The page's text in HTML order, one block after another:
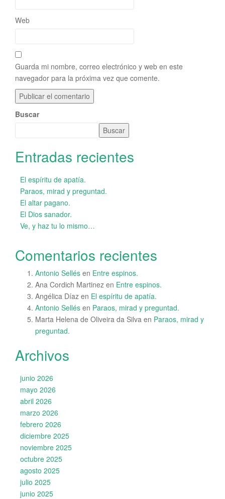
Web
Guarda mi nombre, correo electrónico y web en este
navegador para la próxima vez que comente.
Buscar
Buscar
Entradas recientes
El espíritu de apatía.
Paraos, mirad y preguntad.
El altar pagano.
El Dios sanador.
Ve, y haz tu lo mismo…
Comentarios recientes
Antonio Sellés en Entre espinos.
Ana Cordich Martinez en Entre espinos.
Angélica Díaz en El espíritu de apatía.
Antonio Sellés en Paraos, mirad y preguntad.
Marta Helena de Oliveira da Silva en Paraos, mirad y
preguntad.
Archivos
junio 2026
mayo 2026
abril 2026
marzo 2026
febrero 2026
diciembre 2025
noviembre 2025
octubre 2025
agosto 2025
julio 2025
junio 2025